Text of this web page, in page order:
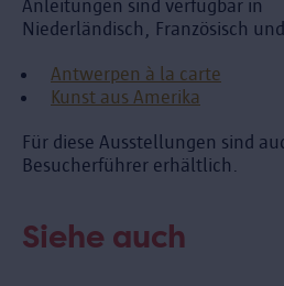
Anleitungen sind verfügbar in
Niederländisch, Französisch
Antwerpen à la carte
Kunst aus Amerika
Für diese Ausstellungen sind
Besucherführer erhältlich.
Siehe auch